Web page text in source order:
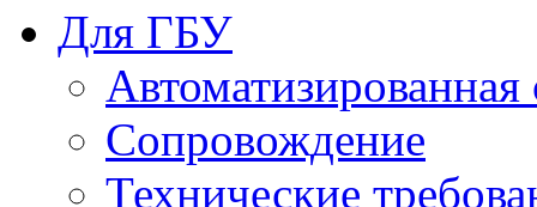
Для ГБУ
Сопровождение
Технические